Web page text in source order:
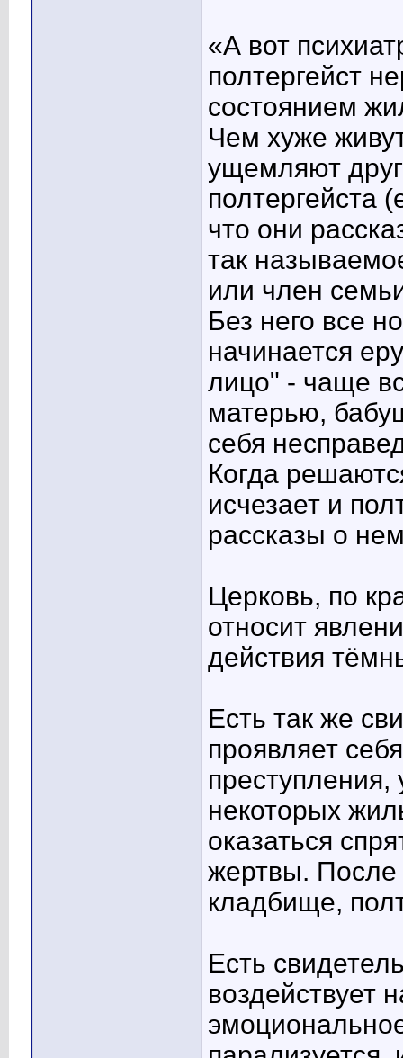
«А вот
полтергейст
состоянием
Чем хуже
ущемляют
полтергейста
что они
так
или член
Без него все
начинается
лицо" - чаще
матерью,
себя
Когда
исчезает и
рассказы о
Церковь, по
относит
действия
Есть так же
проявляет
преступления,
некоторых
оказаться
жертвы. После
кладбище,
Есть
воздействует